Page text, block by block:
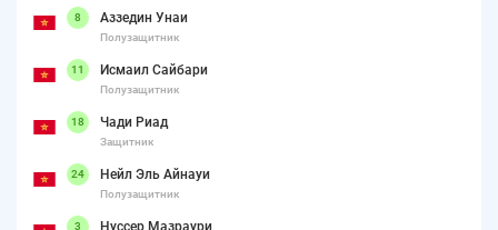
8 Аззедин Унаи
Полузащитник
11 Исмаил Сайбари
Полузащитник
18 Чади Риад
Защитник
24 Нейл Эль Айнауи
Полузащитник
3 Нуссер Мазраури